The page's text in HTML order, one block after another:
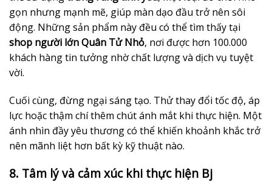
gọn nhưng mạnh mẽ, giúp màn dạo đầu trở nên sôi
động. Những sản phẩm này đều có thể tìm thấy tại
shop người lớn Quân Tử Nhỏ, nơi được hơn 100.000
khách hàng tin tưởng nhờ chất lượng và dịch vụ tuyệt
vời.
Cuối cùng, đừng ngại sáng tạo. Thử thay đổi tốc độ, áp
lực hoặc thậm chí thêm chút ánh mắt khi thực hiện. Một
ánh nhìn đầy yêu thương có thể khiến khoảnh khắc trở
nên mãnh liệt hơn bất kỳ kỹ thuật nào.
8. Tâm lý và cảm xúc khi thực hiện Bj